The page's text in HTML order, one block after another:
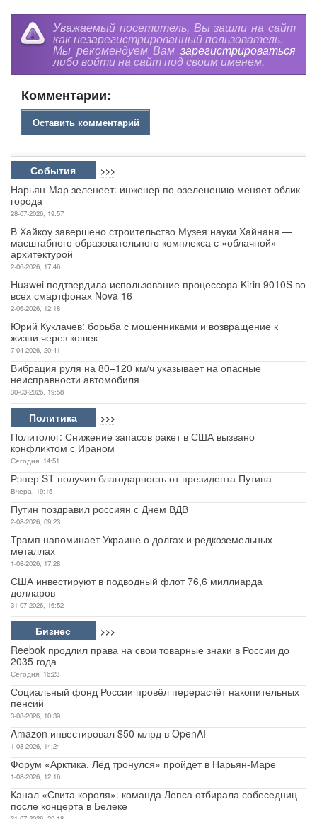
Уважаемый посетитель, Вы зашли на сайт
как незарегистрированный пользователь.
Мы рекомендуем Вам зарегистрироваться
либо войти на сайт под своим именем.
Комментарии:
Оставить комментарий
События >>>
Нарьян-Мар зеленеет: инженер по озеленению меняет облик
города
28-07-2026, 19:57
В Хайкоу завершено строительство Музея науки Хайнаня —
масштабного образовательного комплекса с «облачной»
архитектурой
2-06-2026, 17:46
Huawei подтвердила использование процессора Kirin 9010S во
всех смартфонах Nova 16
2-06-2026, 12:18
Юрий Куклачев: борьба с мошенниками и возвращение к
жизни через кошек
7-04-2026, 20:41
Вибрация руля на 80–120 км/ч указывает на опасные
неисправности автомобиля
30-03-2026, 19:58
Политика >>>
Политолог: Снижение запасов ракет в США вызвано
конфликтом с Ираном
Сегодня, 14:51
Рэпер ST получил благодарность от президента Путина
Вчера, 19:15
Путин поздравил россиян с Днем ВДВ
2-08-2026, 09:23
Трамп напоминает Украине о долгах и редкоземельных
металлах
1-08-2026, 17:28
США инвестируют в подводный флот 76,6 миллиарда
долларов
31-07-2026, 16:52
Бизнес >>>
Reebok продлил права на свои товарные знаки в России до
2035 года
Сегодня, 16:23
Социальный фонд России провёл перерасчёт накопительных
пенсий
3-08-2026, 10:39
Amazon инвестировал $50 млрд в OpenAI
1-08-2026, 14:24
Форум «Арктика. Лёд тронулся» пройдет в Нарьян-Маре
1-08-2026, 12:16
Канал «Свита короля»: команда Лепса отбирала собеседниц
после концерта в Белеке